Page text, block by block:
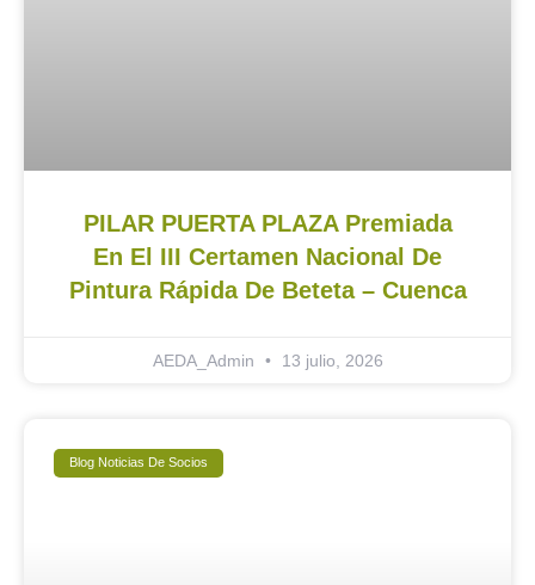
PILAR PUERTA PLAZA Premiada
En El III Certamen Nacional De
Pintura Rápida De Beteta – Cuenca
AEDA_Admin 13 julio, 2026
Blog Noticias De Socios